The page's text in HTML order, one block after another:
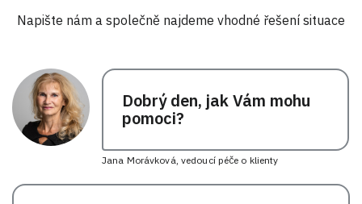
Napište nám a společně najdeme vhodné řešení situace
Dobrý den, jak Vám mohu
pomoci?
Jana Morávková, vedoucí péče o klienty